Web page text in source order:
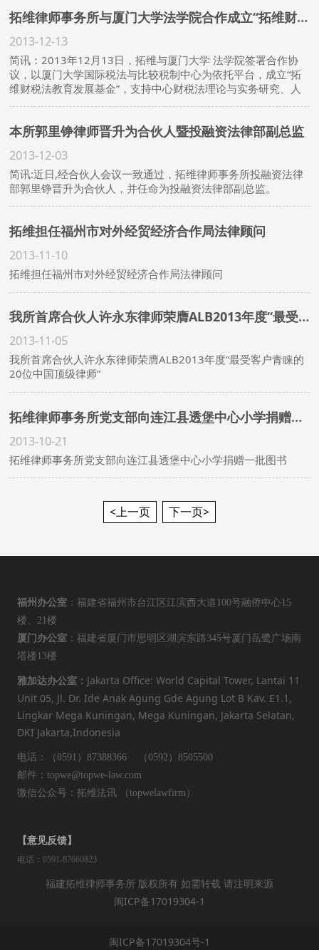
拓维律师事务所与厦门大学法学院合作成立“拓维财税法教育发展基金”
2013-12-13
简讯：2013年12月13日，拓维与厦门大学 法学院签署合作协
议，以厦门大学国际税法与比较税制中心为依托平台，成立“拓
维财税法教育发展基金”，支持中心财税法理论与实务研究、人
本所郭里铮律师晋升为合伙人暨投融资法律部副总监
2013-12-03
简讯:近日,经合伙人会议一致通过，拓维律师事务所投融资法律
部郭里铮晋升为合伙人，并任命为投融资法律部副总监。
拓维担任福州市对外经贸经济合作局法律顾问
2013-11-10
拓维担任福州市对外经贸经济合作局法律顾问
我所首席合伙人许永东律师荣膺ALB2013年度“最受客户青睐的20位中国顶级律师”
2013-11-05
我所首席合伙人许永东律师荣膺ALB2013年度“最受客户青睐的
20位中国顶级律师”
拓维律师事务所党支部向连江县透堡中心小学捐赠一批图书
2013-10-21
拓维律师事务所党支部向连江县透堡中心小学捐赠一批图书
<上一页 下一页>
福州办公室 ：福建省福州市台江区江滨西大道100号融侨中心15
楼、21楼
厦门办公室 ：福建省厦门市思明区湖滨东路345号厦门岳鹭广场南
塔楼13楼
雅加达办公室： Jakarta Office: World Capital Tower, Lantai 11
Unit 05, Jl. Dr. Ide Anak Agung Gde Agung Lot B Kav. E1.1,
Lingkar Mega Kuningan, Mega Kuningan, Jakarta Selatan,
DKI Jakarta,Indonesia
电话：（0591）87388366 （0592）8505500
邮件：topwe@topwe-law.com
微信公众号：拓维法讯 （topwelawfirm）
【意见反馈】
电话：0591-87660823
福建拓维律师事务所 版权所有 如需转载 请注明来源
闽ICP备17019304-1
闽ICP备17019304号-1